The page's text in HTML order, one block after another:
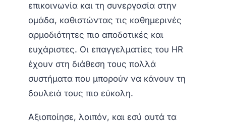
επικοινωνία και τη συνεργασία στην
ομάδα, καθιστώντας τις καθημερινές
αρμοδιότητες πιο αποδοτικές και
ευχάριστες. Οι επαγγελματίες του HR
έχουν στη διάθεση τους πολλά
συστήματα που μπορούν να κάνουν τη
δουλειά τους πιο εύκολη.
Αξιοποίησε, λοιπόν, και εσύ αυτά τα